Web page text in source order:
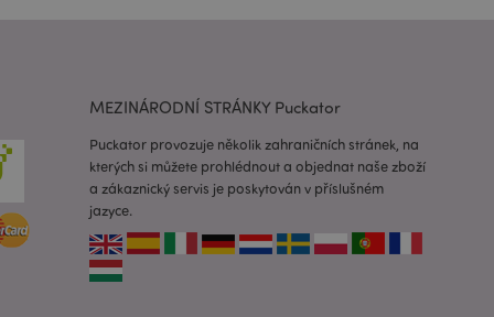
MEZINÁRODNÍ STRÁNKY Puckator
Puckator provozuje několik zahraničních stránek, na
kterých si můžete prohlédnout a objednat naše zboží
a zákaznický servis je poskytován v příslušném
jazyce.
spouští vyčištění
je soubor
aplikací, správce
hodnotu cookie na
spuštění potřebný
účelem